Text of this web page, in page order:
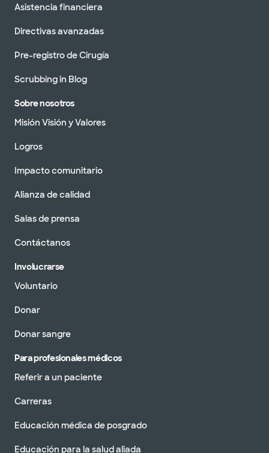
Asistencia financiera
Directivas avanzadas
Pre-registro de Cirugía
Scrubbing in Blog
Sobre nosotros
Misión Visión y Valores
Logros
Impacto comunitario
Alianza de calidad
Salas de prensa
Contáctanos
Involucrarse
Voluntario
Donar
Donar sangre
Para profesionales médicos
Referir a un paciente
Carreras
Educación médica de posgrado
Educación para la salud aliada